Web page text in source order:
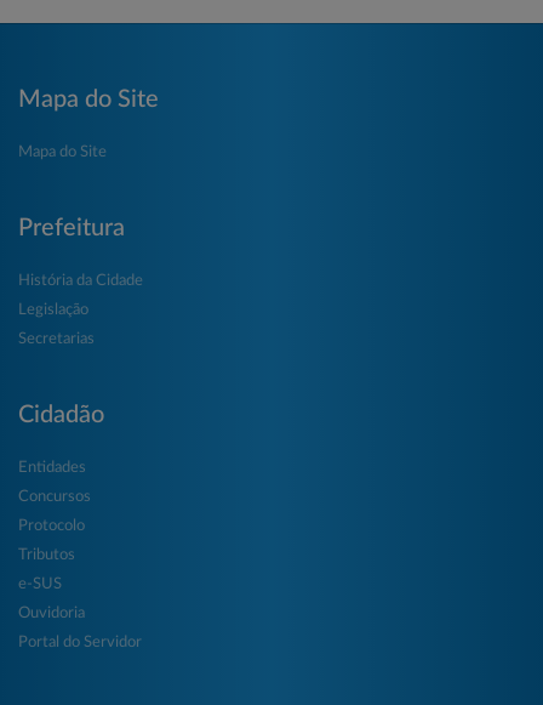
Mapa do Site
Mapa do Site
Prefeitura
História da Cidade
Legislação
Secretarias
Cidadão
Entidades
Concursos
Protocolo
Tributos
e-SUS
Ouvidoria
Portal do Servidor